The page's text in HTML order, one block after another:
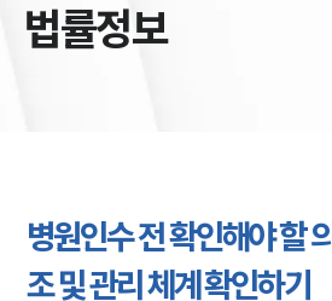
법률정보
병원인수 전 확인해야 할
조 및 관리 체계 확인하기